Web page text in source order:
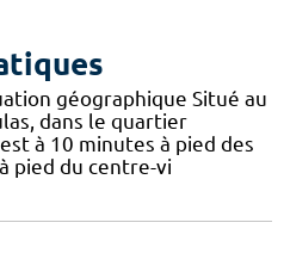
géographique Situé au
dans le quartier
à 10 minutes à pied des
pied du centre-vi